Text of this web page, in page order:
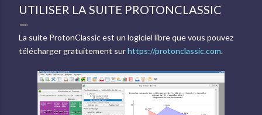
UTILISER LA SUITE PROTONCLASSIC
La suite ProtonClassic est un logiciel libre que vous pouvez
télécharger gratuitement surhttps://protonclassic.com.